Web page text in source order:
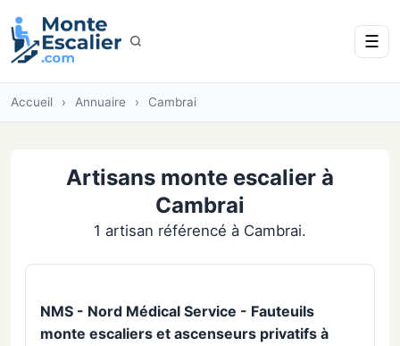
☰
Accueil › Annuaire › Cambrai
Artisans monte escalier à
Cambrai
1 artisan référencé à Cambrai.
NMS - Nord Médical Service - Fauteuils
monte escaliers et ascenseurs privatifs à